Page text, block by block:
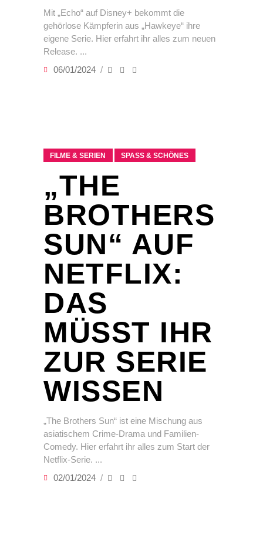
Mit „Echo“ auf Disney+ bekommt die
gehörlose Kämpferin aus „Hawkeye“ ihre
eigene Serie. Hier erfahrt ihr alles zum neuen
Release.
06/01/2024
FILME & SERIEN SPASS & SCHÖNES
„THE
BROTHERS
SUN“ AUF
NETFLIX:
DAS
MÜSST IHR
ZUR SERIE
WISSEN
„The Brothers Sun“ ist eine Mischung aus
asiatischem Crime-Drama und Familien-
Comedy. Hier erfahrt ihr alles zum Start der
Netflix-Serie.
02/01/2024